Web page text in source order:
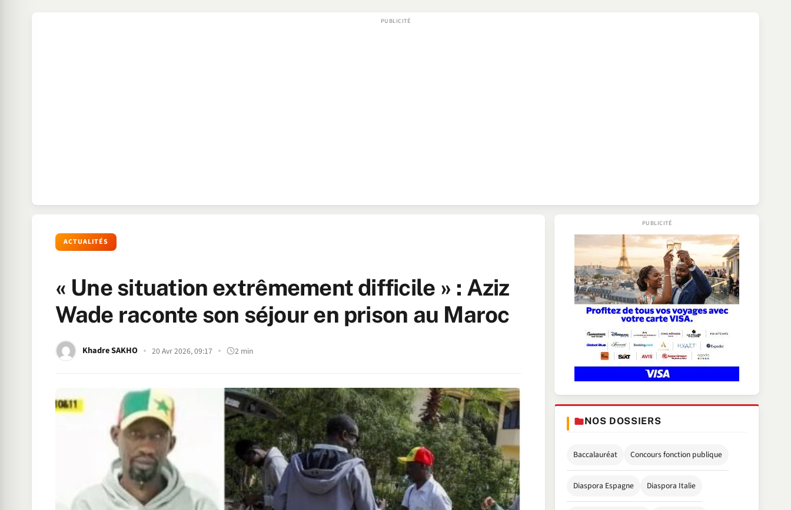
ACTUALITÉS
« Une situation extrêmement difficile » : Aziz
Wade raconte son séjour en prison au Maroc
Khadre SAKHO 20 Avr 2026, 09:17 2 min
NOS DOSSIERS
Baccalauréat Concours fonction publique
Diaspora Espagne Diaspora Italie